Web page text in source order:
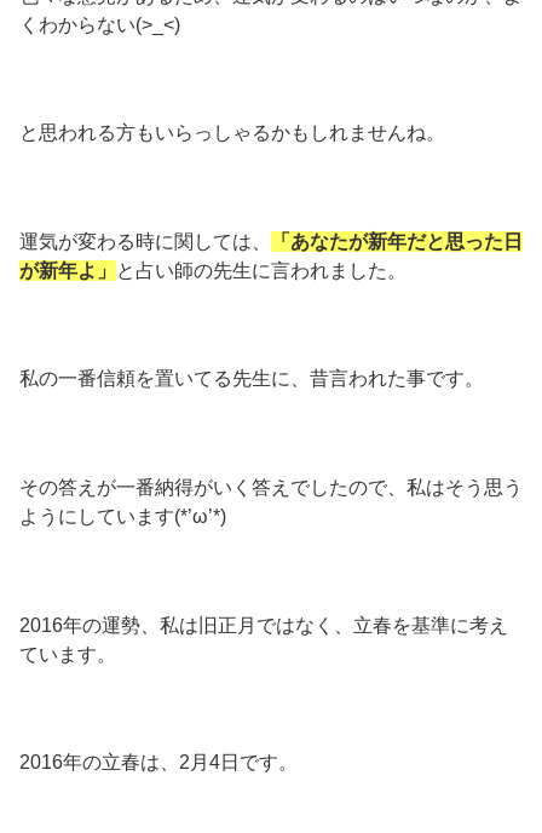
くわからない(>_<)
と思われる方もいらっしゃるかもしれませんね。
運気が変わる時に関しては、
「あなたが新年だと思った日
が新年よ」
と占い師の先生に言われました。
私の一番信頼を置いてる先生に、昔言われた事です。
その答えが一番納得がいく答えでしたので、私はそう思う
ようにしています(*’ω’*)
2016年の運勢、私は旧正月ではなく、立春を基準に考え
ています。
2016年の立春は、2月4日です。